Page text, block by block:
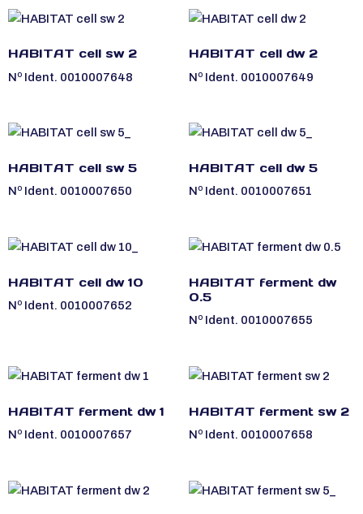
HABITAT cell sw 2
Nº Ident. 0010007648
HABITAT cell dw 2
Nº Ident. 0010007649
HABITAT cell sw 5
Nº Ident. 0010007650
HABITAT cell dw 5
Nº Ident. 0010007651
HABITAT cell dw 10
Nº Ident. 0010007652
HABITAT ferment dw
0.5
Nº Ident. 0010007655
HABITAT ferment dw 1
Nº Ident. 0010007657
HABITAT ferment sw 2
Nº Ident. 0010007658